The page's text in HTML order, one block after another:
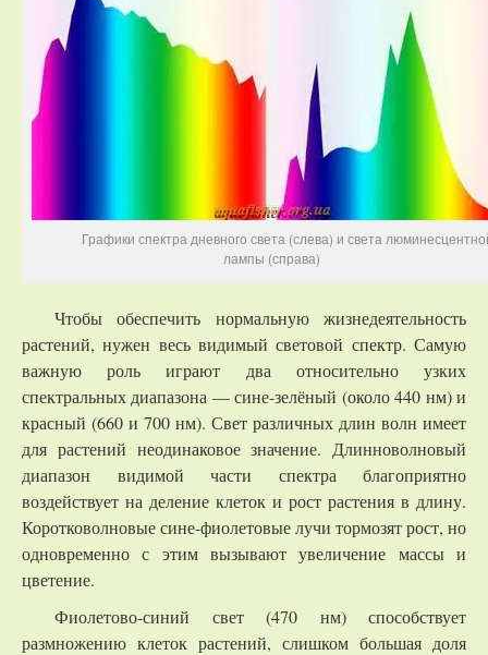
Графики спектра дневного света (слева) и света
лампы (справа)
Чтобы обеспечить нормальную жизнедеятельность
растений, нужен весь видимый световой спектр. Самую
важную роль играют два относительно узких
спектральных диапазона — сине-зелёный (около 440 нм) и
красный (660 и 700 нм). Свет различных длин волн имеет
для растений неодинаковое значение. Длинноволновый
диапазон видимой части спектра благоприятно
воздействует на деление клеток и рост растения в длину.
Коротковолновые сине-фиолетовые лучи тормозят рост, но
одновременно с этим вызывают увеличение массы и
цветение.
Фиолетово-синий свет (470 нм) способствует
размножению клеток растений, слишком большая доля